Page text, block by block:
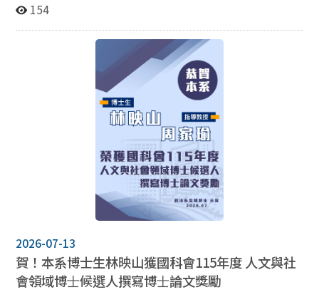
154
2026-07-13
賀！本系博士生林映山獲國科會115年度 ⼈⽂與社
會領域博⼠候選⼈撰寫博⼠論⽂獎勵